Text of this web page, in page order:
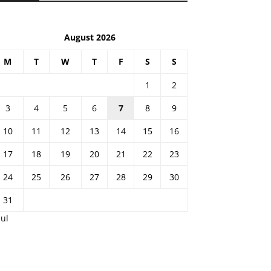
August 2026
M T W T F S S
1
2
3
4 5 6 7 8
9
10
11 12 13 14 15
16
17
18 19 20 21 22
23
24
25 26 27 28 29
30
31